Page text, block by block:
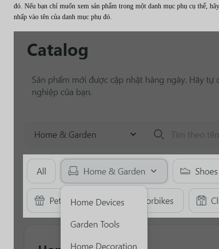
đó. Nếu bạn chỉ muốn xem sản phẩm trong một danh mục phụ cụ thể, hãy
nhấp vào tên của danh mục phụ đó.